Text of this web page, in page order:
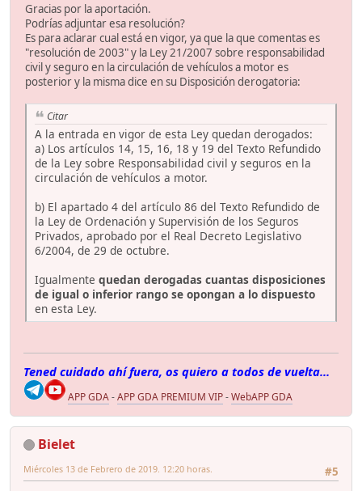
Gracias por la aportación.
Podrías adjuntar esa resolución?
Es para aclarar cual está en vigor, ya que la que comentas es
"resolución de 2003" y la Ley 21/2007 sobre responsabilidad
civil y seguro en la circulación de vehículos a motor es
posterior y la misma dice en su Disposición derogatoria:
Citar
A la entrada en vigor de esta Ley quedan derogados:
a) Los artículos 14, 15, 16, 18 y 19 del Texto Refundido
de la Ley sobre Responsabilidad civil y seguros en la
circulación de vehículos a motor.
b) El apartado 4 del artículo 86 del Texto Refundido de
la Ley de Ordenación y Supervisión de los Seguros
Privados, aprobado por el Real Decreto Legislativo
6/2004, de 29 de octubre.
Igualmente quedan derogadas cuantas disposiciones
de igual o inferior rango se opongan a lo dispuesto
en esta Ley.
Tened cuidado ahí fuera, os quiero a todos de vuelta...
APP GDA-APP GDA PREMIUM VIP-WebAPP GDA
Bielet
#5
Miércoles 13 de Febrero de 2019. 12:20 horas.